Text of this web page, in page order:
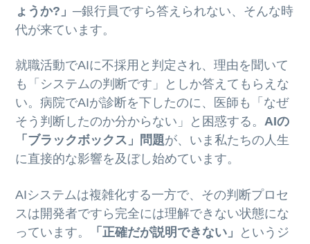
ょうか?」─銀行員ですら答えられない、そんな時
代が来ています。
就職活動でAIに不採用と判定され、理由を聞いて
も「システムの判断です」としか答えてもらえな
い。病院でAIが診断を下したのに、医師も「なぜ
そう判断したのか分からない」と困惑する。AIの
「ブラックボックス」問題が、いま私たちの人生
に直接的な影響を及ぼし始めています。
AIシステムは複雑化する一方で、その判断プロセ
スは開発者ですら完全には理解できない状態にな
っています。
「正確だが説明できない」
というジ